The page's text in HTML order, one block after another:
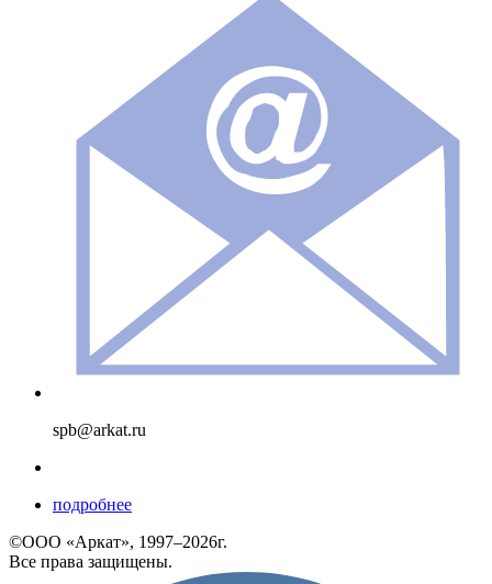
spb@arkat.ru
подробнее
©ООО «Аркат», 1997–2026г.
Все права защищены.